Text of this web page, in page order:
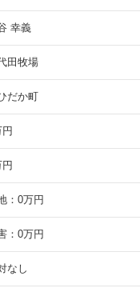
幸義
田牧場
だか町
：0万円
：0万円
なし